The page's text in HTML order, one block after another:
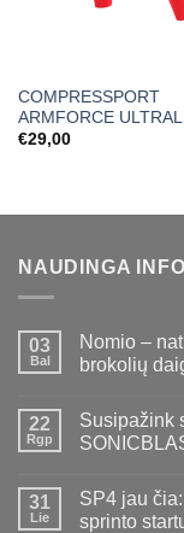
COMPRESSPORT
ARMFORCE
€29,00
NAUDINGA
03
Bal
Nomio –
brokolių
22
Rgp
Susipažink
31
Lie
SP4 jau
sprinto